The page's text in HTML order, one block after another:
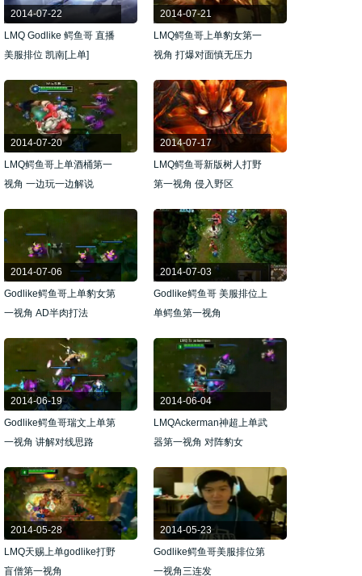
2014-07-22
LMQ Godlike 鳄鱼哥 直播
美服排位 凯南[上单]
2014-07-21
LMQ鳄鱼哥上单豹女第一
视角 打爆对面慎无压力
2014-07-20
LMQ鳄鱼哥上单酒桶第一
视角 一边玩一边解说
2014-07-17
LMQ鳄鱼哥新版树人打野
第一视角 侵入野区
2014-07-06
Godlike鳄鱼哥上单豹女第
一视角 AD半肉打法
2014-07-03
Godlike鳄鱼哥 美服排位上
单鳄鱼第一视角
2014-06-19
Godlike鳄鱼哥瑞文上单第
一视角 讲解对线思路
2014-06-04
LMQAckerman神超上单武
器第一视角 对阵豹女
2014-05-28
LMQ天赐上单godlike打野
盲僧第一视角
2014-05-23
Godlike鳄鱼哥美服排位第
一视角三连发